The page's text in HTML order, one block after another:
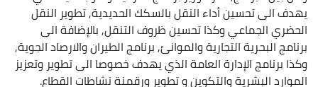
يهدف الى تحسين أداء النقل بالسكك الحديدية, تطوير النقل
الحضري الجماعي وكذا تحسين ظروف التنقل, بالإضافة الى
برنامج البحرية التجارية والموانئ, برنامج الطيران والارصاد الجوية,
وكذا برنامج الإدارة العامة الذي يهدف خصوصا الى تطوير وتعزيز
الموارد البشرية والتكوين و تطوير ورقمنة نشاطات القطاع.